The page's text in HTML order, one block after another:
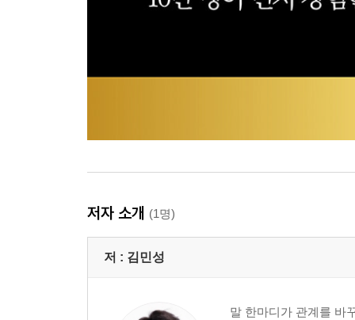
저자 소개 (1명)
저 : 김민성
말 한마디가 관계를 바